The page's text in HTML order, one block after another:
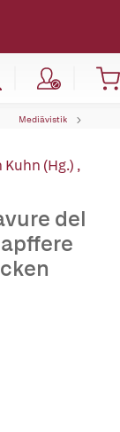
Mediävistik
Kuhn (Hg.) ,
del